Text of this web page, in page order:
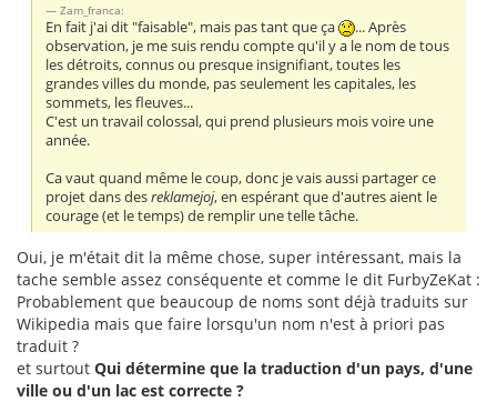
Zam_franca:
En fait j'ai dit "faisable", mais pas tant que ça
... Après
observation, je me suis rendu compte qu'il y a le nom de tous
les détroits, connus ou presque insignifiant, toutes les
grandes villes du monde, pas seulement les capitales, les
sommets, les fleuves...
C'est un travail colossal, qui prend plusieurs mois voire une
année.
Ca vaut quand même le coup, donc je vais aussi partager ce
projet dans desreklamejoj, en espérant que d'autres aient le
courage (et le temps) de remplir une telle tâche.
Oui, je m'était dit la même chose, super intéressant, mais la
tache semble assez conséquente et comme le dit FurbyZeKat :
Probablement que beaucoup de noms sont déjà traduits sur
Wikipedia mais que faire lorsqu'un nom n'est à priori pas
traduit ?
et surtout Qui détermine que la traduction d'un pays, d'une
ville ou d'un lac est correcte ?